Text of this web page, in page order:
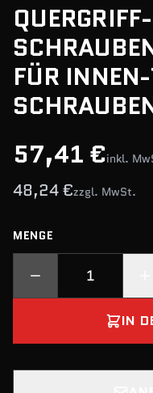
QUERGRIFF-
FÜR
57,41 €inkl.
48,24 €zzgl. MwSt.
MENGE
IN